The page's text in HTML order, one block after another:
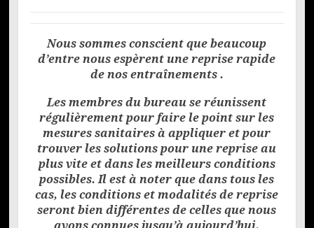
Nous sommes conscient que beaucoup
d’entre nous espèrent une reprise rapide
de nos entraînements .
Les membres du bureau se réunissent
régulièrement pour faire le point sur les
mesures sanitaires à appliquer et pour
trouver les solutions pour une reprise au
plus vite et dans les meilleurs conditions
possibles. Il est à noter que dans tous les
cas, les conditions et modalités de reprise
seront bien différentes de celles que nous
avons connues jusqu’à aujourd’hui.